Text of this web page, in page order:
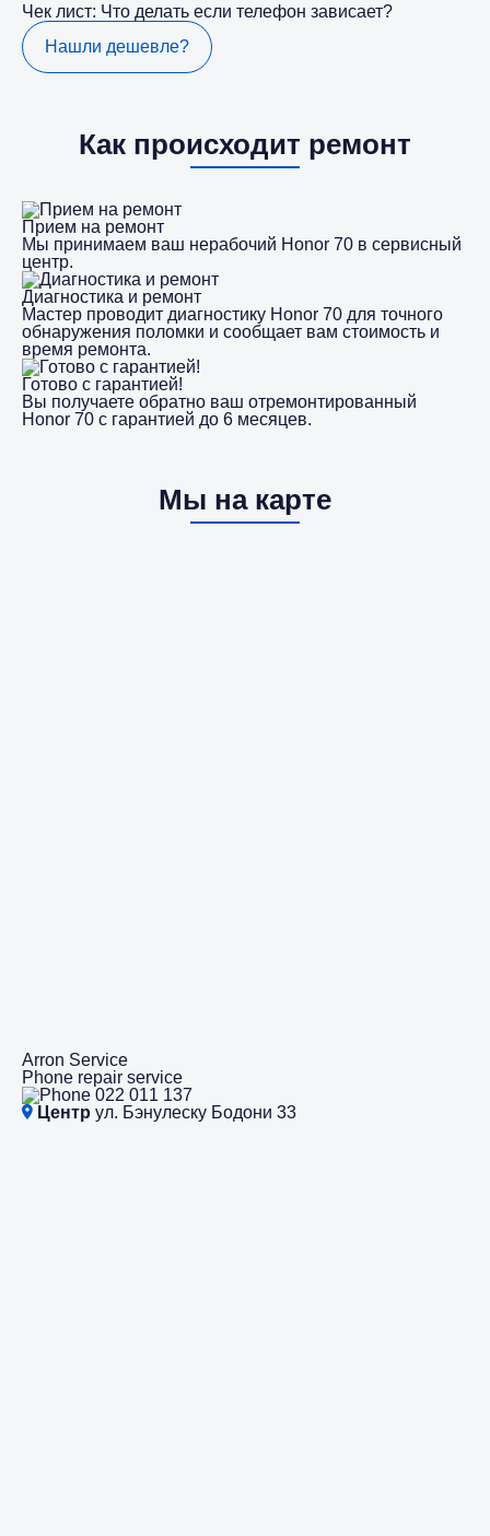
Чек лист: Что делать если телефон зависает?
Нашли дешевле?
Как происходит ремонт
Прием на ремонт
Мы принимаем ваш нерабочий Honor 70 в сервисный
центр.
Диагностика и ремонт
Мастер проводит диагностику Honor 70 для точного
обнаружения поломки и сообщает вам стоимость и
время ремонта.
Готово с гарантией!
Вы получаете обратно ваш отремонтированный
Honor 70 с гарантией до 6 месяцев.
Мы на карте
Arron Service
Phone repair service
022 011 137
Центр ул. Бэнулеску Бодони 33